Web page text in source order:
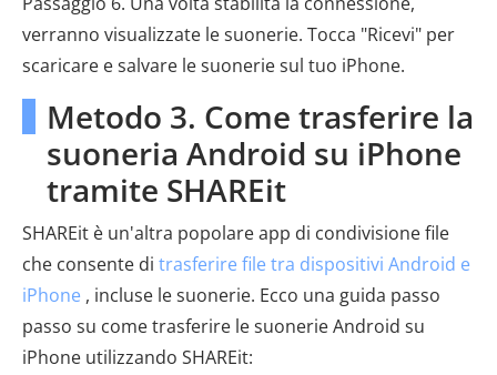
verranno visualizzate le suonerie. Tocca "Ricevi" per
scaricare e salvare le suonerie sul tuo iPhone.
Metodo 3. Come trasferire la
suoneria Android su iPhone
tramite SHAREit
SHAREit è un'altra popolare app di condivisione file
che consente di trasferire file tra dispositivi Android e
iPhone , incluse le suonerie. Ecco una guida passo
passo su come trasferire le suonerie Android su
iPhone utilizzando SHAREit: